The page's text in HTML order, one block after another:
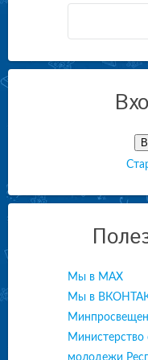
Мы в МАХ
Мы в
Министерство
молодежи